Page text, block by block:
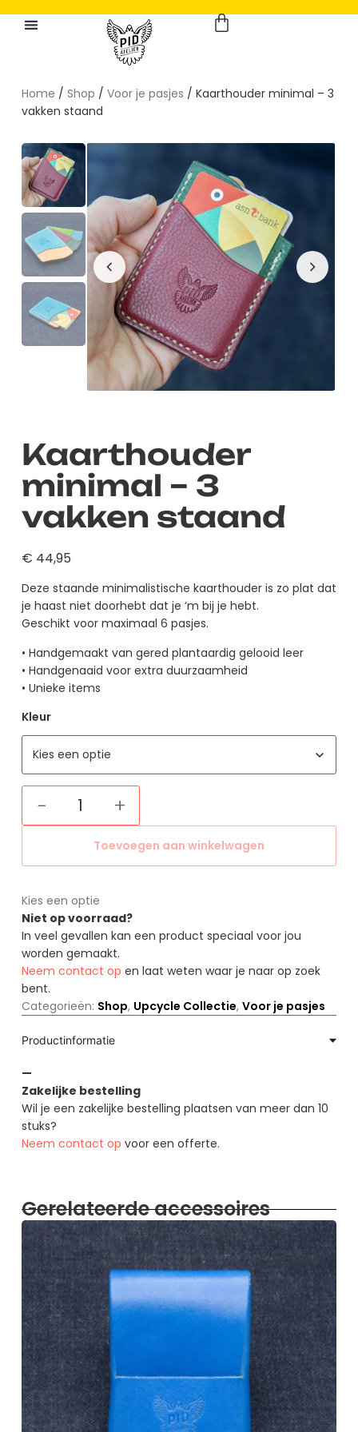
Home / Shop / Voor je pasjes / Kaarthouder minimal – 3
vakken staand
Kaarthouder
minimal – 3
vakken staand
€ 44,95
Deze staande minimalistische kaarthouder is zo plat dat
je haast niet doorhebt dat je ‘m bij je hebt.
Geschikt voor maximaal 6 pasjes.
• Handgemaakt van gered plantaardig gelooid leer
• Handgenaaid voor extra duurzaamheid
• Unieke items
Kleur
− +
Toevoegen aan winkelwagen
Kies een optie
Niet op voorraad?
In veel gevallen kan een product speciaal voor jou
worden gemaakt.
Neem contact op en laat weten waar je naar op zoek
bent.
Categorieën: Shop, Upcycle Collectie, Voor je pasjes
Productinformatie
—
Zakelijke bestelling
Wil je een zakelijke bestelling plaatsen van meer dan 10
stuks?
Neem contact op voor een offerte.
Gerelateerde accessoires